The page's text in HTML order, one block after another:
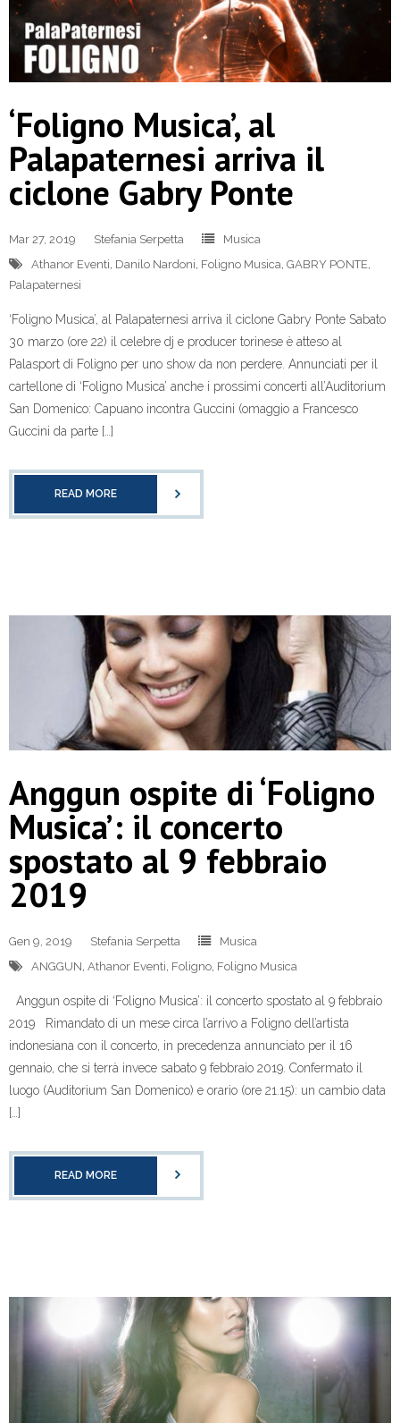
‘Foligno Musica’, al
Palapaternesi arriva il
ciclone Gabry Ponte
Mar 27, 2019 Stefania Serpetta
Musica
Athanor Eventi Danilo Nardoni Foligno Musica GABRY PONTE
Palapaternesi
‘Foligno Musica’, al Palapaternesi arriva il ciclone Gabry Ponte Sabato
30 marzo (ore 22) il celebre dj e producer torinese è atteso al
Palasport di Foligno per uno show da non perdere. Annunciati per il
cartellone di ‘Foligno Musica’ anche i prossimi concerti all’Auditorium
San Domenico: Capuano incontra Guccini (omaggio a Francesco
Guccini da parte […]
READ MORE
Anggun ospite di ‘Foligno
Musica’: il concerto
spostato al 9 febbraio
2019
Gen 9, 2019 Stefania Serpetta
Musica
ANGGUN Athanor Eventi Foligno Foligno Musica
Anggun ospite di ‘Foligno Musica’: il concerto spostato al 9 febbraio
2019 Rimandato di un mese circa l’arrivo a Foligno dell’artista
indonesiana con il concerto, in precedenza annunciato per il 16
gennaio, che si terrà invece sabato 9 febbraio 2019. Confermato il
luogo (Auditorium San Domenico) e orario (ore 21.15): un cambio data
[…]
READ MORE